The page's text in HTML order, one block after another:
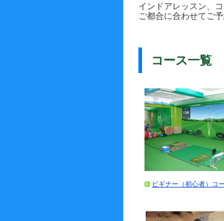
インドアレッスン、
ご都合に合わせてご
コース一覧
ビギナー（初心者）コ